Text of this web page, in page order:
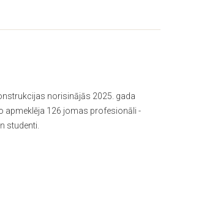
norisinājās 2025. gada
apmeklēja 126 jomas profesionāli -
studenti.